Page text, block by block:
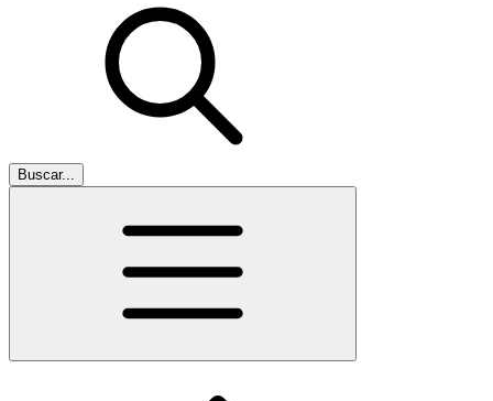
Buscar...